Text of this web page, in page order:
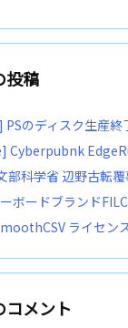
投稿
のディスク生産終
Cyberpubnk
部科学省 辺野古転
ボードブランド
ライセン
コメント